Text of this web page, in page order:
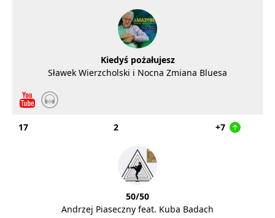
Kiedyś pożałujesz
Sławek Wierzcholski i Nocna Zmiana Bluesa
17 2 +7
50/50
Andrzej Piaseczny feat. Kuba Badach